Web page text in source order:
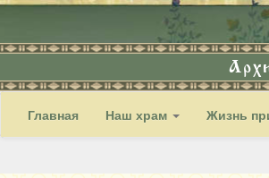
Главная Наш храм Жизнь